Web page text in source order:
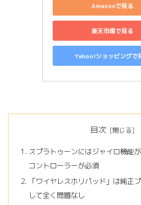
Amazonで見る
楽天市場で見る
Yahoo!ショッピングで
目次
スプラトゥーンにはジャイロ機能
コントローラーが必須
「ワイヤレスホリパッド」は純正
して全く問題なし